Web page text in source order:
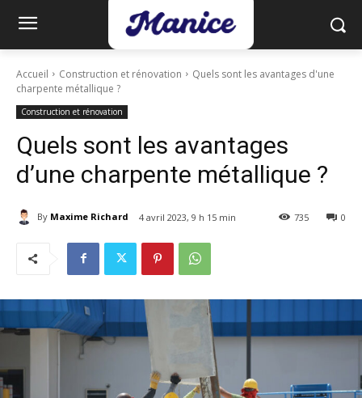
Accueil Construction et rénovation
Quels sont les avantages d'une
charpente métallique ?
Construction et rénovation
Quels sont les avantages
d’une charpente métallique ?
By Maxime Richard 4 avril 2023, 9 h 15 min 0
735